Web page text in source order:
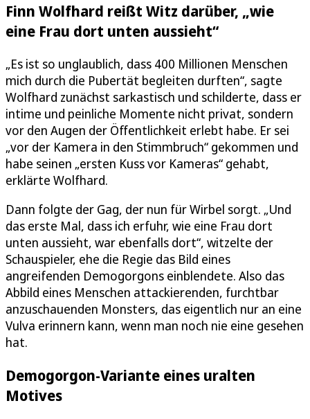
Finn Wolfhard reißt Witz darüber, „wie
eine Frau dort unten aussieht“
„Es ist so unglaublich, dass 400 Millionen Menschen
mich durch die Pubertät begleiten durften“, sagte
Wolfhard zunächst sarkastisch und schilderte, dass er
intime und peinliche Momente nicht privat, sondern
vor den Augen der Öffentlichkeit erlebt habe. Er sei
„vor der Kamera in den Stimmbruch“ gekommen und
habe seinen „ersten Kuss vor Kameras“ gehabt,
erklärte Wolfhard.
Dann folgte der Gag, der nun für Wirbel sorgt. „Und
das erste Mal, dass ich erfuhr, wie eine Frau dort
unten aussieht, war ebenfalls dort“, witzelte der
Schauspieler, ehe die Regie das Bild eines
angreifenden Demogorgons einblendete. Also das
Abbild eines Menschen attackierenden, furchtbar
anzuschauenden Monsters, das eigentlich nur an eine
Vulva erinnern kann, wenn man noch nie eine gesehen
hat.
Demogorgon-Variante eines uralten
Motives